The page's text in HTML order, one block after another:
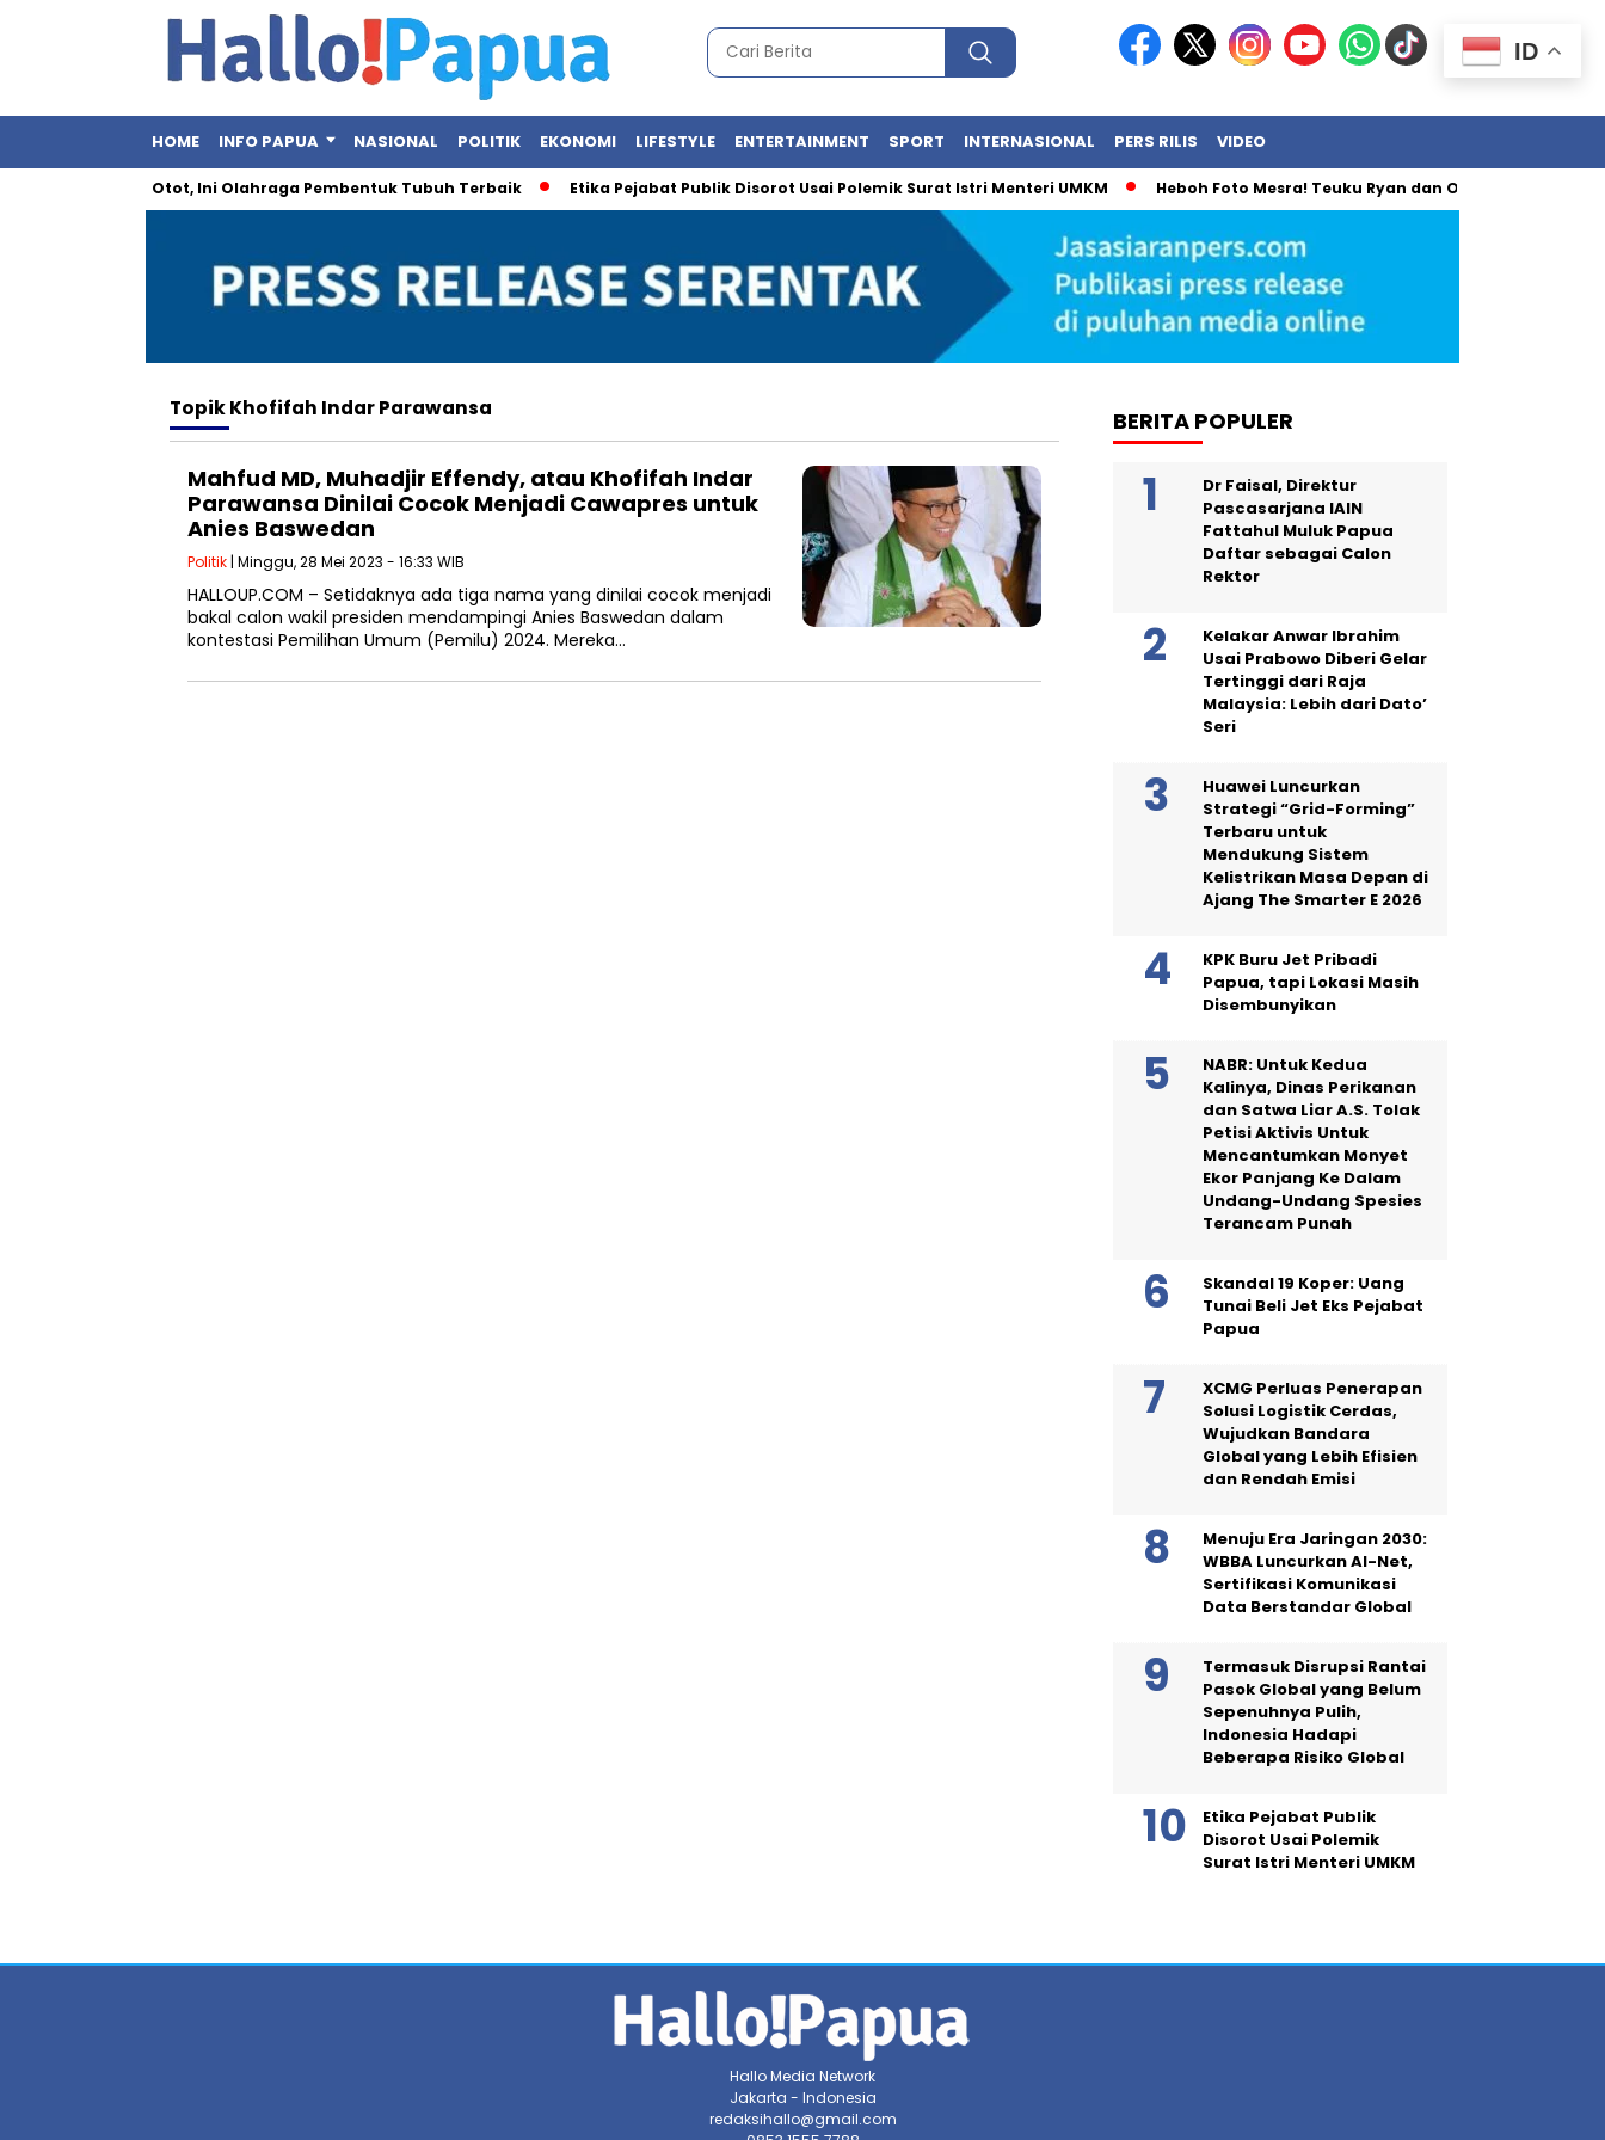
HOME INFO PAPUA NASIONAL POLITIK EKONOMI LIFESTYLE ENTERTAINMENT SPORT INTERNASIONAL PERS RILIS VIDEO
Sekadar Otot, Ini Olahraga Pembentuk Tubuh Terbaik Etika Pejabat Publik Disorot Usai Polemik Surat Istri Menteri UMKM Heboh Foto Mesra! Teuku Ryan dan Olla Ramlan
TopikKhofifah Indar Parawansa
Mahfud MD, Muhadjir Effendy, atau Khofifah Indar
Parawansa Dinilai Cocok Menjadi Cawapres untuk
Anies Baswedan
Politik | Minggu, 28 Mei 2023 - 16:33 WIB
HALLOUP.COM – Setidaknya ada tiga nama yang dinilai cocok menjadi
bakal calon wakil presiden mendampingi Anies Baswedan dalam
kontestasi Pemilihan Umum (Pemilu) 2024. Mereka…
BERITA POPULER
Dr Faisal, Direktur
Pascasarjana IAIN
Fattahul Muluk Papua
Daftar sebagai Calon
Rektor
Kelakar Anwar Ibrahim
Usai Prabowo Diberi Gelar
Tertinggi dari Raja
Malaysia: Lebih dari Dato’
Seri
Huawei Luncurkan
Strategi “Grid-Forming”
Terbaru untuk
Mendukung Sistem
Kelistrikan Masa Depan di
Ajang The Smarter E 2026
KPK Buru Jet Pribadi
Papua, tapi Lokasi Masih
Disembunyikan
NABR: Untuk Kedua
Kalinya, Dinas Perikanan
dan Satwa Liar A.S. Tolak
Petisi Aktivis Untuk
Mencantumkan Monyet
Ekor Panjang Ke Dalam
Undang-Undang Spesies
Terancam Punah
Skandal 19 Koper: Uang
Tunai Beli Jet Eks Pejabat
Papua
XCMG Perluas Penerapan
Solusi Logistik Cerdas,
Wujudkan Bandara
Global yang Lebih Efisien
dan Rendah Emisi
Menuju Era Jaringan 2030:
WBBA Luncurkan AI-Net,
Sertifikasi Komunikasi
Data Berstandar Global
Termasuk Disrupsi Rantai
Pasok Global yang Belum
Sepenuhnya Pulih,
Indonesia Hadapi
Beberapa Risiko Global
Etika Pejabat Publik
Disorot Usai Polemik
Surat Istri Menteri UMKM
ID
Hallo Media Network
Jakarta - Indonesia
redaksihallo@gmail.com